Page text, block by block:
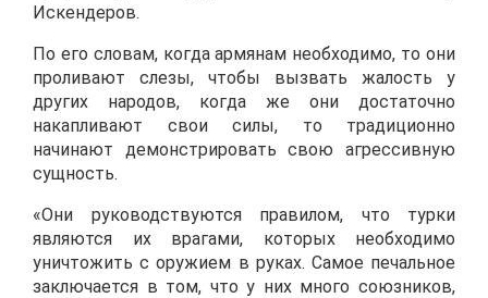
Искендеров.
По его словам, когда армянам необходимо, то они
проливают слезы, чтобы вызвать жалость у
других народов, когда же они достаточно
накапливают свои силы, то традиционно
начинают демонстрировать свою агрессивную
сущность.
«Они руководствуются правилом, что турки
являются их врагами, которых необходимо
уничтожить с оружием в руках. Самое печальное
заключается в том, что у них много союзников,